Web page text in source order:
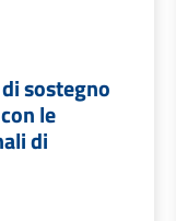
sostegno
le
di